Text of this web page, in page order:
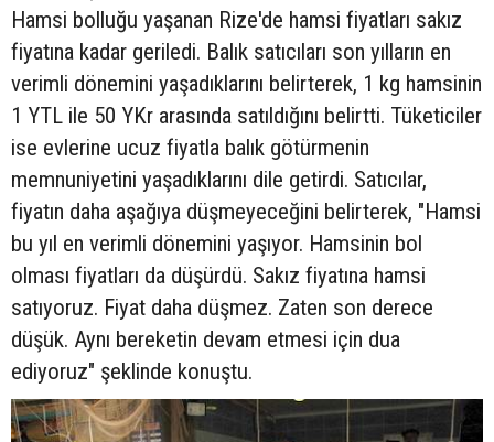
Hamsi bolluğu yaşanan Rize'de hamsi fiyatları sakız
fiyatına kadar geriledi. Balık satıcıları son yılların en
verimli dönemini yaşadıklarını belirterek, 1 kg hamsinin
1 YTL ile 50 YKr arasında satıldığını belirtti. Tüketiciler
ise evlerine ucuz fiyatla balık götürmenin
memnuniyetini yaşadıklarını dile getirdi. Satıcılar,
fiyatın daha aşağıya düşmeyeceğini belirterek, "Hamsi
bu yıl en verimli dönemini yaşıyor. Hamsinin bol
olması fiyatları da düşürdü. Sakız fiyatına hamsi
satıyoruz. Fiyat daha düşmez. Zaten son derece
düşük. Aynı bereketin devam etmesi için dua
ediyoruz" şeklinde konuştu.